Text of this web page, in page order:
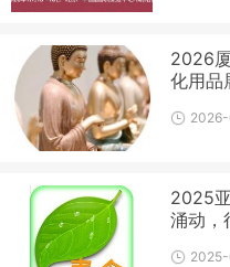
2026
化用品
2025
涌动，